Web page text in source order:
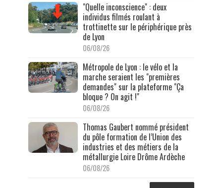
"Quelle inconscience" : deux
individus filmés roulant à
trottinette sur le périphérique près
de Lyon
06/08/26
Métropole de Lyon : le vélo et la
marche seraient les "premières
demandes" sur la plateforme "Ça
bloque ? On agit !"
06/08/26
Thomas Gaubert nommé président
du pôle formation de l’Union des
industries et des métiers de la
métallurgie Loire Drôme Ardèche
06/08/26